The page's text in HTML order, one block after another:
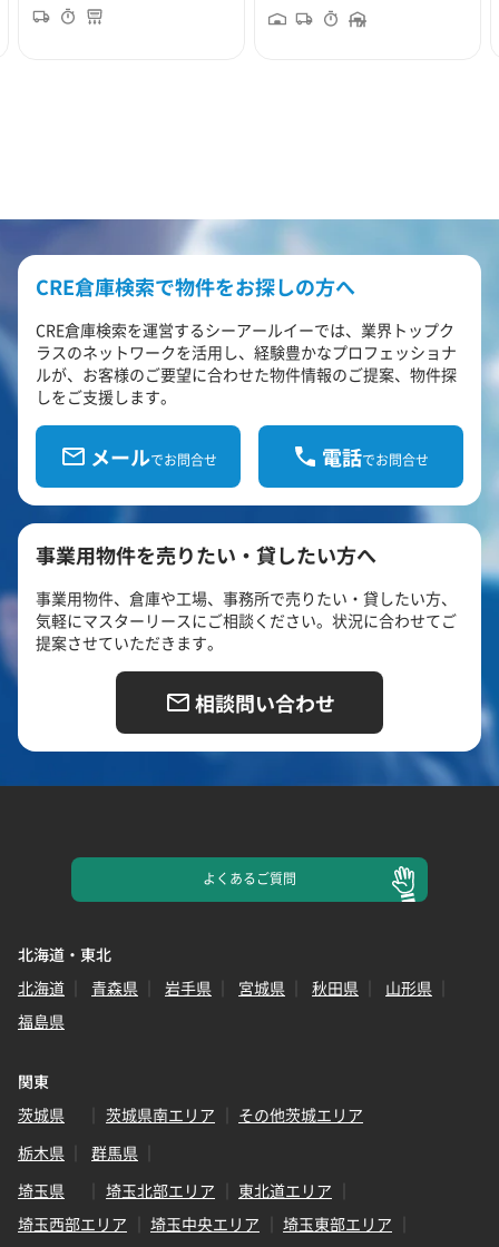
CRE倉庫検索で物件をお探しの方へ
CRE倉庫検索を運営するシーアールイーでは、業界トップク
ラスのネットワークを活用し、経験豊かなプロフェッショナ
ルが、お客様のご要望に合わせた物件情報のご提案、物件探
しをご支援します。
メールでお問合せ 電話でお問合せ
事業用物件を売りたい・貸したい方へ
事業用物件、倉庫や工場、事務所で売りたい・貸したい方、
気軽にマスターリースにご相談ください。状況に合わせてご
提案させていただきます。
相談問い合わせ
よくあるご質問
北海道・東北
北海道
青森県 岩手県 宮城県 秋田県
山形県
福島県
関東
茨城県
茨城県南エリア
その他茨城エリア
栃木県
群馬県
埼玉県
埼玉北部エリア
東北道エリア
埼玉西部エリア
埼玉中央エリア
埼玉東部エリア